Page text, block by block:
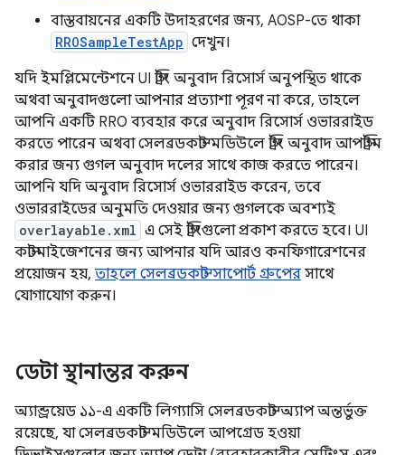
বাস্তবায়নের একটি উদাহরণের জন্য, AOSP-তে থাকা
RROSampleTestApp দেখুন।
যদি ইমপ্লিমেন্টেশনে UI স্ট্রিং অনুবাদ রিসোর্স অনুপস্থিত থাকে
অথবা অনুবাদগুলো আপনার প্রত্যাশা পূরণ না করে, তাহলে
আপনি একটি RRO ব্যবহার করে অনুবাদ রিসোর্স ওভাররাইড
করতে পারেন অথবা সেলব্রডকাস্ট মডিউলে স্ট্রিং অনুবাদ আপস্ট্রিম
করার জন্য গুগল অনুবাদ দলের সাথে কাজ করতে পারেন।
আপনি যদি অনুবাদ রিসোর্স ওভাররাইড করেন, তবে
ওভাররাইডের অনুমতি দেওয়ার জন্য গুগলকে অবশ্যই
overlayable.xml এ সেই স্ট্রিংগুলো প্রকাশ করতে হবে। UI
কাস্টমাইজেশনের জন্য আপনার যদি আরও কনফিগারেশনের
প্রয়োজন হয়, তাহলে সেলব্রডকাস্ট সাপোর্ট গ্রুপের সাথে
যোগাযোগ করুন।
ডেটা স্থানান্তর করুন
অ্যান্ড্রয়েড ১১-এ একটি লিগ্যাসি সেলব্রডকাস্ট অ্যাপ অন্তর্ভুক্ত
রয়েছে, যা সেলব্রডকাস্ট মডিউলে আপগ্রেড হওয়া